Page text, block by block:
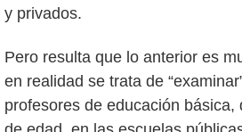
y privados.
Pero resulta que lo anterior es
en realidad se trata de
profesores de educación básica,